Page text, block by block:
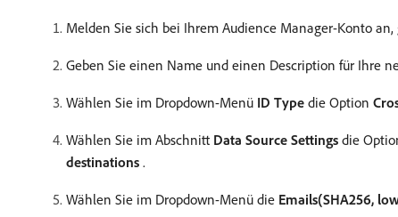
Melden Sie sich bei Ihrem Audience Manager-Konto an,
Geben Sie einen Name und einen Description für Ihre
Wählen Sie im Dropdown-Menü ID Type die Option
Wählen Sie im Abschnitt Data Source Settings die
destinations .
Wählen Sie im Dropdown-Menü die Emails(SHA256,